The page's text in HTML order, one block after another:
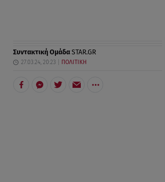
Συντακτική ΟμάδαSTAR.GR
27.03.24, 20:23 ΠΟΛΙΤΙΚΗ